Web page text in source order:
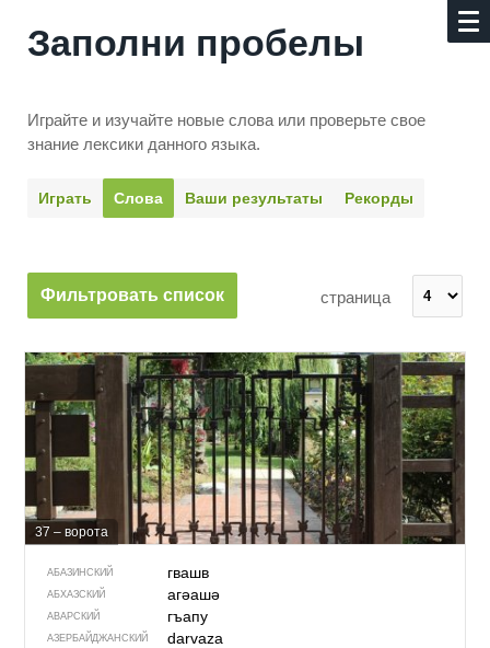
Заполни пробелы
Играйте и изучайте новые слова или про­верьте свое
знание лексики данного языка.
Играть Слова Ваши результаты Рекорды
Фильтровать список страница
37 – ворота
АБАЗИНСКИЙ гвашв
АБХАЗСКИЙ агәашә
АВАРСКИЙ гъапу
АЗЕРБАЙДЖАН­СКИЙ darvaza